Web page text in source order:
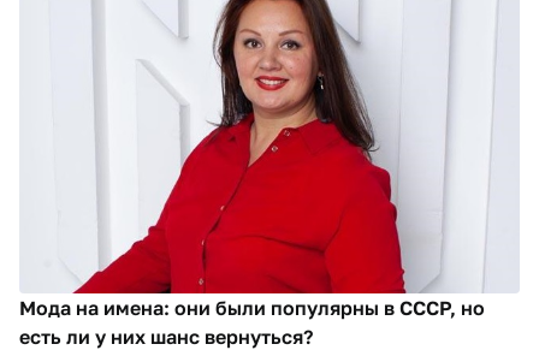
Мода на имена: они были популярны в СССР, но
есть ли у них шанс вернуться?